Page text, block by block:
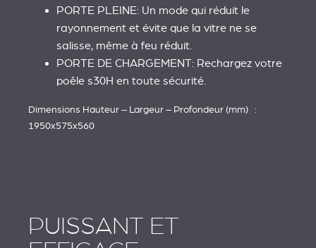
PORTE PLEINE: Un mode qui réduit le
rayonnement et évite que la vitre ne se
salisse, même à feu réduit.
PORTE DE CHARGEMENT: Rechargez votre
poêle s30H en toute sécurité.
Dimensions Hauteur – Largeur – Profondeur (mm) :
1950x575x560
PUISSANT ET